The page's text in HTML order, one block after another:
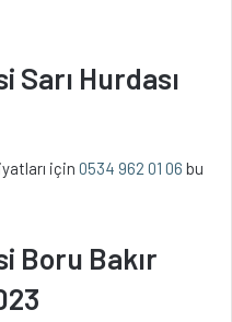
Sarı Hurdası
için 0534 962 01 06 bu
Boru Bakır